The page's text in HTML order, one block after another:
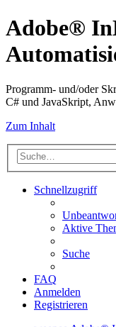
Adobe®
Programm- und/oder
C# und JavaSkript,
Zum Inhalt
Schnellzugriff
Aktive
Suche
FAQ
Anmelden
Registrieren